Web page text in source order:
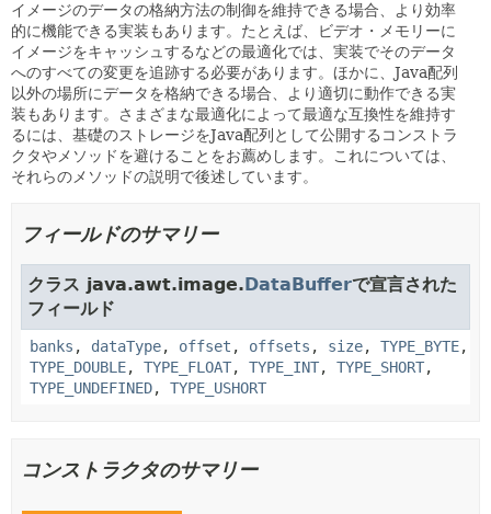
イメージのデータの格納方法の制御を維持できる場合、より効率
的に機能できる実装もあります。たとえば、ビデオ・メモリーに
イメージをキャッシュするなどの最適化では、実装でそのデータ
へのすべての変更を追跡する必要があります。ほかに、Java配列
以外の場所にデータを格納できる場合、より適切に動作できる実
装もあります。さまざまな最適化によって最適な互換性を維持す
るには、基礎のストレージをJava配列として公開するコンストラ
クタやメソッドを避けることをお薦めします。これについては、
それらのメソッドの説明で後述しています。
フィールドのサマリー
クラス java.awt.image.DataBufferで宣言された
フィールド
banks , dataType, offset , offsets , size, TYPE_BYTE,
TYPE_DOUBLE, TYPE_FLOAT, TYPE_INT, TYPE_SHORT,
TYPE_UNDEFINED, TYPE_USHORT
コンストラクタのサマリー